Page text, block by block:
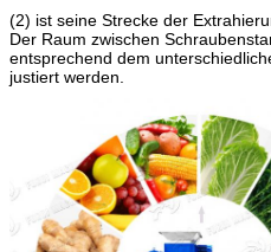
(2) ist seine Strecke der
Der Raum zwischen
entsprechend dem
justiert werden.